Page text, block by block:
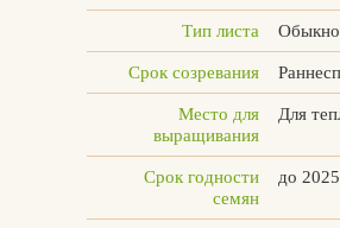
Вконтакте
Max
Тип листа
Срок созревания
Место для
выращивания
Для
Срок годности
семян
до